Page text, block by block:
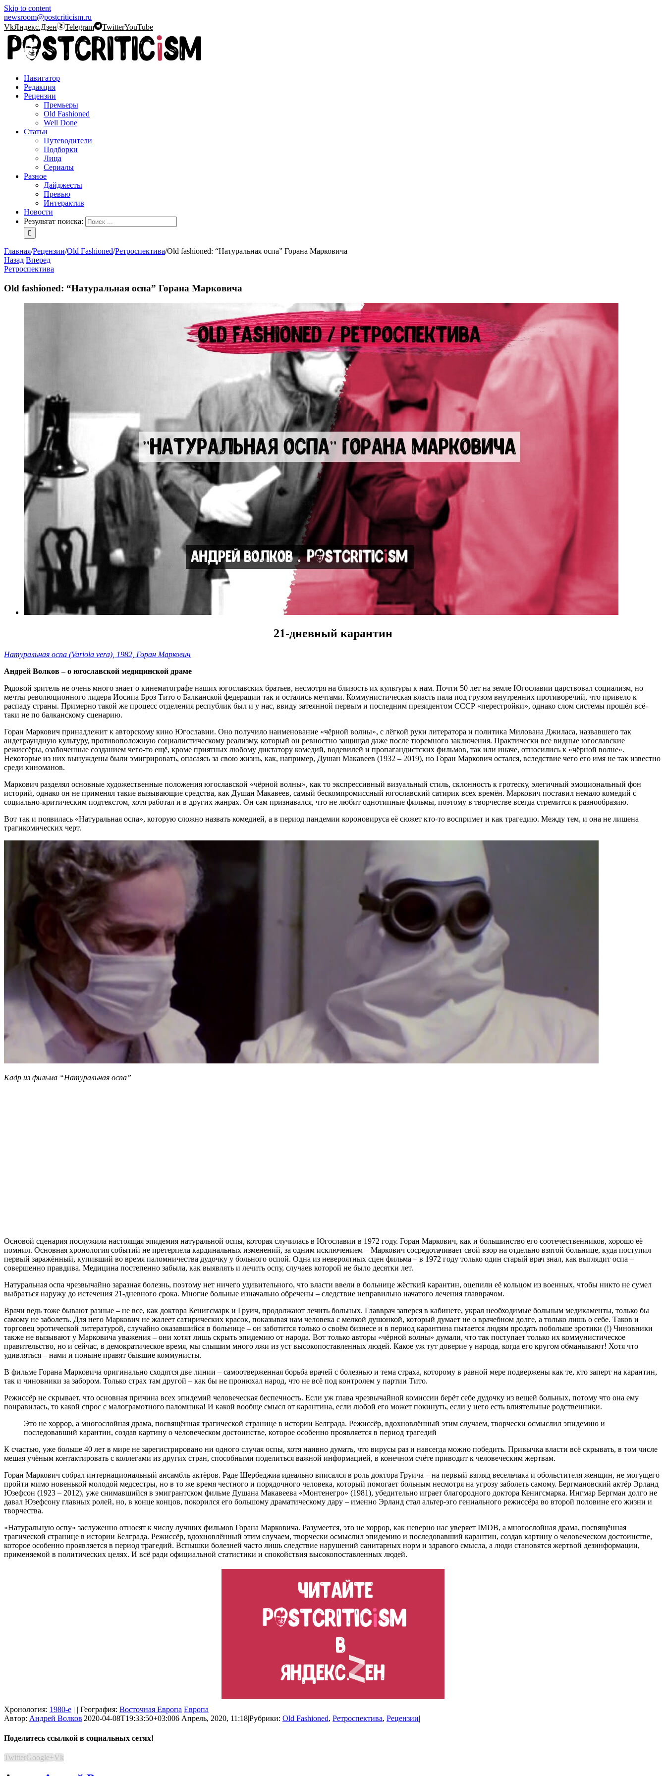
Skip to content
newsroom@postcriticism.ru
VkЯндекс.Дзен Telegram TwitterYouTube
Навигатор
Редакция
Рецензии
Премьеры
Old Fashioned
Well Done
Статьи
Путеводители
Подборки
Лица
Сериалы
Разное
Дайджесты
Превью
Интерактив
Новости
Результат поиска:
Главная/Рецензии/Old Fashioned/Ретроспектива/Old fashioned: “Натуральная оспа” Горана Марковича
Назад Вперед
Ретроспектива
Old fashioned: “Натуральная оспа” Горана Марковича
21-дневный карантин
Натуральная оспа (Variola vera), 1982, Горан Маркович
Андрей Волков – о югославской медицинской драме
Рядовой зритель не очень много знает о кинематографе наших югославских братьев, несмотря на близость их культуры к нам. Почти 50 лет на земле Югославии царствовал социализм, но
мечты революционного лидера Иосипа Броз Тито о Балканской федерации так и остались мечтами. Коммунистическая власть пала под грузом внутренних противоречий, что привело к
распаду страны. Примерно такой же процесс отделения республик был и у нас, ввиду затеянной первым и последним президентом СССР «перестройки», однако слом системы прошёл всё-
таки не по балканскому сценарию.
Горан Маркович принадлежит к авторскому кино Югославии. Оно получило наименование «чёрной волны», с лёгкой руки литератора и политика Милована Джиласа, назвавшего так
андеграундную культуру, противоположную социалистическому реализму, который он ревностно защищал даже после тюремного заключения. Практически все видные югославские
режиссёры, озабоченные созданием чего-то ещё, кроме приятных любому диктатору комедий, водевилей и пропагандистских фильмов, так или иначе, относились к «чёрной волне».
Некоторые из них вынуждены были эмигрировать, опасаясь за свою жизнь, как, например, Душан Макавеев (1932 – 2019), но Горан Маркович остался, вследствие чего его имя не так известно
среди киноманов.
Маркович разделял основные художественные положения югославской «чёрной волны», как то экспрессивный визуальный стиль, склонность к гротеску, элегичный эмоциональный фон
историй, однако он не применял такие вызывающие средства, как Душан Макавеев, самый бескомпромиссный югославский сатирик всех времён. Маркович поставил немало комедий с
социально-критическим подтекстом, хотя работал и в других жанрах. Он сам признавался, что не любит однотипные фильмы, поэтому в творчестве всегда стремится к разнообразию.
Вот так и появилась «Натуральная оспа», которую сложно назвать комедией, а в период пандемии короновируса её сюжет кто-то воспримет и как трагедию. Между тем, и она не лишена
трагикомических черт.
Кадр из фильма “Натуральная оспа”
Основой сценария послужила настоящая эпидемия натуральной оспы, которая случилась в Югославии в 1972 году. Горан Маркович, как и большинство его соотечественников, хорошо её
помнил. Основная хронология событий не претерпела кардинальных изменений, за одним исключением – Маркович сосредотачивает свой взор на отдельно взятой больнице, куда поступил
первый заражённый, купивший во время паломничества дудочку у больного оспой. Одна из невероятных сцен фильма – в 1972 году только один старый врач знал, как выглядит оспа –
совершенно правдива. Медицина постепенно забыла, как выявлять и лечить оспу, случаев которой не было десятки лет.
Натуральная оспа чрезвычайно заразная болезнь, поэтому нет ничего удивительного, что власти ввели в больнице жёсткий карантин, оцепили её кольцом из военных, чтобы никто не сумел
выбраться наружу до истечения 21-дневного срока. Многие больные изначально обречены – следствие неправильно начатого лечения главврачом.
Врачи ведь тоже бывают разные – не все, как доктора Кенигсмарк и Груич, продолжают лечить больных. Главврач заперся в кабинете, украл необходимые больным медикаменты, только бы
самому не заболеть. Для него Маркович не жалеет сатирических красок, показывая нам человека с мелкой душонкой, который думает не о врачебном долге, а только лишь о себе. Таков и
торговец эротической литературой, случайно оказавшийся в больнице – он заботится только о своём бизнесе и в период карантина пытается людям продать побольше эротики (!) Чиновники
также не вызывают у Марковича уважения – они хотят лишь скрыть эпидемию от народа. Вот только авторы «чёрной волны» думали, что так поступает только их коммунистическое
правительство, но и сейчас, в демократическое время, мы слышим много лжи из уст высокопоставленных людей. Какое уж тут доверие у народа, когда его кругом обманывают! Хотя что
удивляться – нами и поныне правят бывшие коммунисты.
В фильме Горана Марковича оригинально сходятся две линии – самоотверженная борьба врачей с болезнью и тема страха, которому в равной мере подвержены как те, кто заперт на карантин,
так и чиновники за забором. Только страх там другой – как бы не пронюхал народ, что не всё под контролем у партии Тито.
Режиссёр не скрывает, что основная причина всех эпидемий человеческая беспечность. Если уж глава чрезвычайной комиссии берёт себе дудочку из вещей больных, потому что она ему
понравилась, то какой спрос с малограмотного паломника! И какой вообще смысл от карантина, если любой его может покинуть, если у него есть влиятельные родственники.
Это не хоррор, а многослойная драма, посвящённая трагической странице в истории Белграда. Режиссёр, вдохновлённый этим случаем, творчески осмыслил эпидемию и
последовавший карантин, создав картину о человеческом достоинстве, которое особенно проявляется в период трагедий
К счастью, уже больше 40 лет в мире не зарегистрировано ни одного случая оспы, хотя наивно думать, что вирусы раз и навсегда можно победить. Привычка власти всё скрывать, в том числе
мешая учёным контактировать с коллегами из других стран, способными поделиться важной информацией, в конечном счёте приводит к человеческим жертвам.
Горан Маркович собрал интернациональный ансамбль актёров. Раде Шербеджиа идеально вписался в роль доктора Груича – на первый взгляд весельчака и обольстителя женщин, не могущего
пройти мимо новенькой молодой медсестры, но в то же время честного и порядочного человека, который помогает больным несмотря на угрозу заболеть самому. Бергмановский актёр Эрланд
Юзефсон (1923 – 2012), уже снимавшийся в эмигрантском фильме Душана Макавеева «Монтенегро» (1981), убедительно играет благородного доктора Кенигсмарка. Ингмар Бергман долго не
давал Юзефсону главных ролей, но, в конце концов, покорился его большому драматическому дару – именно Эрланд стал альтер-эго гениального режиссёра во второй половине его жизни и
творчества.
«Натуральную оспу» заслуженно относят к числу лучших фильмов Горана Марковича. Разумеется, это не хоррор, как неверно нас уверяет IMDB, а многослойная драма, посвящённая
трагической странице в истории Белграда. Режиссёр, вдохновлённый этим случаем, творчески осмыслил эпидемию и последовавший карантин, создав картину о человеческом достоинстве,
которое особенно проявляется в период трагедий. Вспышки болезней часто лишь следствие нарушений санитарных норм и здравого смысла, а люди становятся жертвой дезинформации,
применяемой в политических целях. И всё ради официальной статистики и спокойствия высокопоставленных людей.
Хронология: 1980-е | | География: Восточная Европа Европа
Автор: Андрей Волков|2020-04-08T19:33:50+03:006 Апрель, 2020, 11:18|Рубрики: Old Fashioned, Ретроспектива, Рецензии|
Поделитесь ссылкой в социальных сетях!
TwitterGoogle+Vk